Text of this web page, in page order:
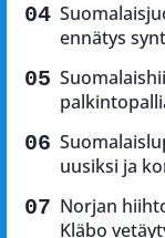
ennätys
uusiksi ja
Norjan
Kläbo